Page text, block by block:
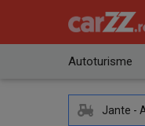
Autoturisme
Jante -